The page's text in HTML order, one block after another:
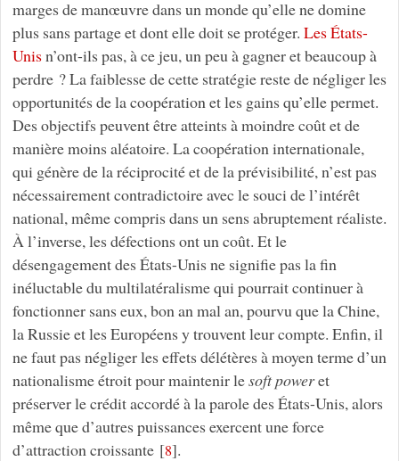
marges de manœuvre dans un monde qu’elle ne domine
plus sans partage et dont elle doit se protéger. Les États-
Unisn’ont-ils pas, à ce jeu, un peu à gagner et beaucoup à
perdre ? La faiblesse de cette stratégie reste de négliger les
opportunités de la coopération et les gains qu’elle permet.
Des objectifs peuvent être atteints à moindre coût et de
manière moins aléatoire. La coopération internationale,
qui génère de la réciprocité et de la prévisibilité, n’est pas
nécessairement contradictoire avec le souci de l’intérêt
national, même compris dans un sens abruptement réaliste.
À l’inverse, les défections ont un coût. Et le
désengagement des États-Unis ne signifie pas la fin
inéluctable du multilatéralisme qui pourrait continuer à
fonctionner sans eux, bon an mal an, pourvu que la Chine,
la Russie et les Européens y trouvent leur compte. Enfin, il
ne faut pas négliger les effets délétères à moyen terme d’un
nationalisme étroit pour maintenir lesoft poweret
préserver le crédit accordé à la parole des États-Unis, alors
même que d’autres puissances exercent une force
d’attraction croissante[8].